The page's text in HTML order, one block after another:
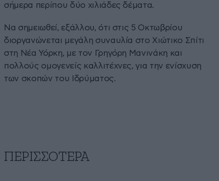
σήμερα περίπου δύο χιλιάδες δέματα.
Να σημειωθεί, εξάλλου, ότι στις 5 Οκτωβρίου
διοργανώνεται μεγάλη συναυλία στο Χιώτικο Σπίτι
στη Νέα Υόρκη, με τον Γρηγόρη Μανινάκη και
πολλούς ομογενείς καλλιτέχνες, για την ενίσχυση
των σκοπών του Ιδρύματος.
ΠΕΡΙΣΣΟΤΕΡΑ